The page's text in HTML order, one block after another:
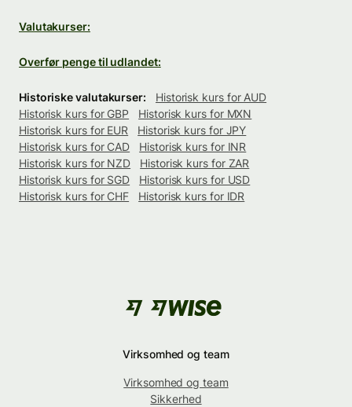
Valutakurser:
Overfør penge til udlandet:
Historiske valutakurser:
Historisk kurs for AUD
Historisk kurs for GBP
Historisk kurs for MXN
Historisk kurs for EUR
Historisk kurs for JPY
Historisk kurs for CAD
Historisk kurs for INR
Historisk kurs for NZD
Historisk kurs for ZAR
Historisk kurs for SGD
Historisk kurs for USD
Historisk kurs for CHF
Historisk kurs for IDR
Virksomhed og team
Virksomhed og team
Sikkerhed